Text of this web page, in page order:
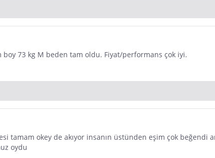
73 kg M beden tam oldu. Fiyat/performans çok iyi.
tamam okey de akıyor insanın üstünden eşim çok
oydu